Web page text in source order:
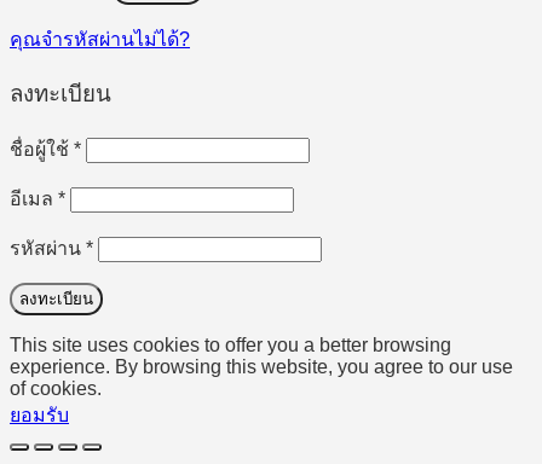
คุณจำรหัสผ่านไม่ได้?
ลงทะเบียน
ชื่อผู้ใช้ *ต้องการ
อีเมล *ต้องการ
รหัสผ่าน *ต้องการ
ลงทะเบียน
This site uses cookies to offer you a better browsing
experience. By browsing this website, you agree to our use
of cookies.
ยอมรับ